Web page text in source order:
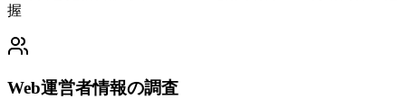
握
Web運営者情報の調査